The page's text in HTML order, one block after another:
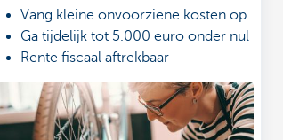
Vang kleine onvoorziene kosten op
Ga tijdelijk tot 5.000 euro onder nul
Rente fiscaal aftrekbaar